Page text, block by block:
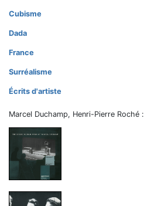
Cubisme
Dada
France
Surréalisme
Écrits d'artiste
Marcel Duchamp, Henri-Pierre Roché